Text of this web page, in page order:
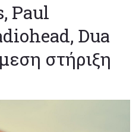
Paul
Dua
στήριξη